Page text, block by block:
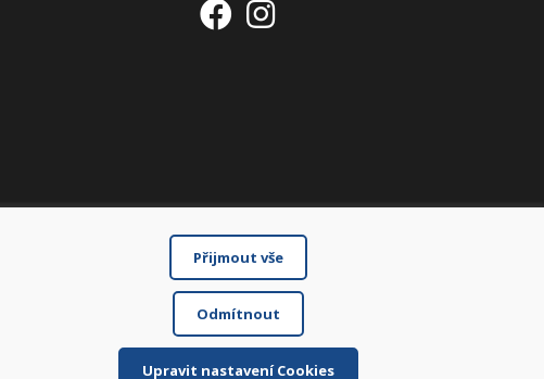
Přijmout vše
Odmítnout
Upravit nastavení Cookies